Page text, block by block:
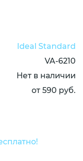
Ideal Standard
VA-6210
Нет в наличии
от 590 руб.